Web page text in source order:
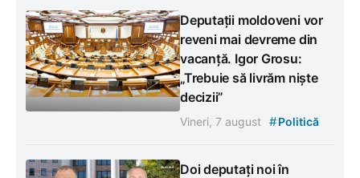
Deputații moldoveni vor
reveni mai devreme din
vacanță. Igor Grosu:
„Trebuie să livrăm niște
decizii”
Vineri, 7 august #Politică
Doi deputați noi în